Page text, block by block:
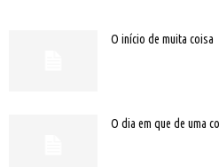
O início de muita coisa
O dia em que de uma